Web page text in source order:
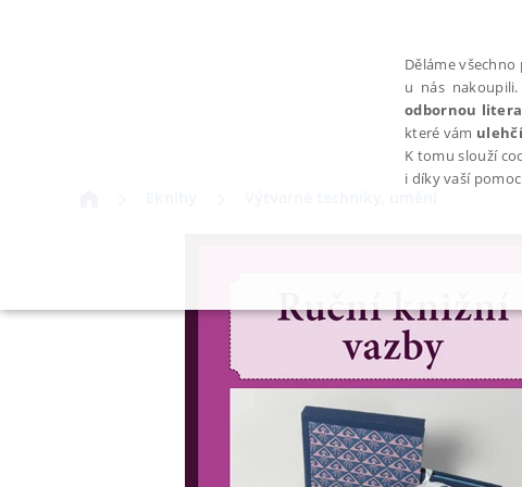
Děláme
u nás
odbornou
které vám
K tomu slouží
i díky vaší
NEZBYTNÉ
Nezbytně nutné soubory cookie umožňují základní funkce webových
Provider /